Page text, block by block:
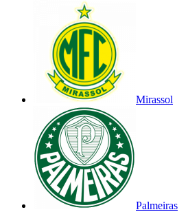
Mirassol
Palmeiras